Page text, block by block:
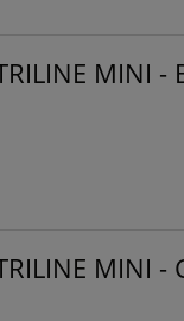
MINI -
MINI -